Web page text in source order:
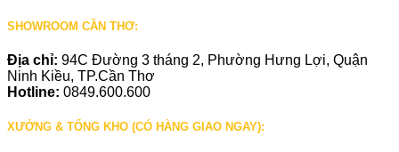
SHOWROOM CẦN THƠ:
Địa chỉ: 94C Đường 3 tháng 2, Phường Hưng Lợi, Quận
Ninh Kiều, TP.Cần Thơ
Hotline: 0849.600.600
XƯỞNG & TỔNG KHO (CÓ HÀNG GIAO NGAY):